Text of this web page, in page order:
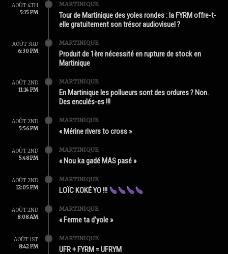
AOÛT 4TH
5:15 PM
MARTINIQUE
Tour de Martinique des yoles rondes : la FYRM offre-t-
elle gratuitement son trésor audiovisuel ?
AOÛT 3RD
6:30 PM
MARTINIQUE
Produit de 1ère nécessité en rupture de stock en
Martinique
AOÛT 2ND
11:14 PM
MARTINIQUE
En Martinique les pollueurs sont des ordures ? Non.
Des enculés-es !!!
AOÛT 2ND
5:56 PM
MARTINIQUE
« Mérine rivers to cross »
AOÛT 2ND
5:48 PM
MARTINIQUE
« Nou ka gadé MAS pasé »
AOÛT 2ND
12:05 PM
MARTINIQUE
LOÏC KOKÉ YO !!!
AOÛT 2ND
8:08 AM
MARTINIQUE
« Ferme ta d’yole »
AOÛT 1ST
8:42 PM
MARTINIQUE
UFR + FYRM = UFRYM